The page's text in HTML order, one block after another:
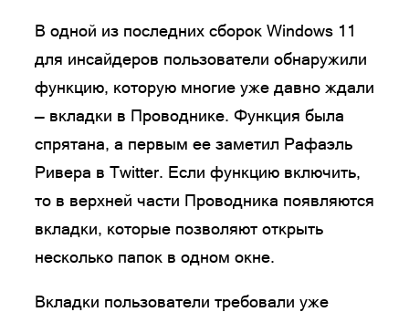
В одной из последних сборок Windows 11
для инсайдеров пользователи обнаружили
функцию, которую многие уже давно ждали
— вкладки в Проводнике. Функция была
спрятана, а первым ее заметил Рафаэль
Ривера в Twitter. Если функцию включить,
то в верхней части Проводника появляются
вкладки, которые позволяют открыть
несколько папок в одном окне.
Вкладки пользователи требовали уже